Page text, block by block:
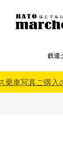
鉄道
乗車写真ご購入